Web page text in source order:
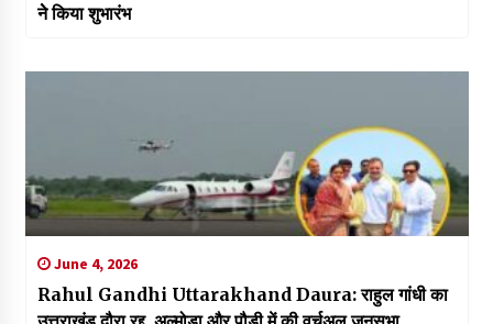
नेे किया शुभारंभ
June 4, 2026
Rahul Gandhi Uttarakhand Daura: राहुल गांधी का